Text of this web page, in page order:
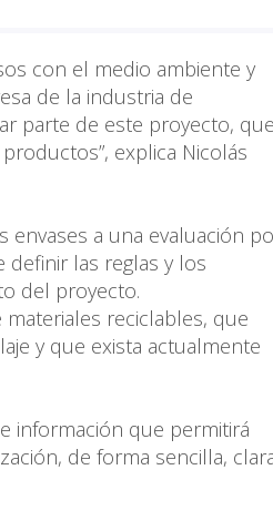
con el medio ambiente y
de la industria de
parte de este proyecto, que
explica Nicolás
envases a una evaluación
las reglas y los
del proyecto.
reciclables, que
y que exista actualmente
información que permitirá
de forma sencilla,